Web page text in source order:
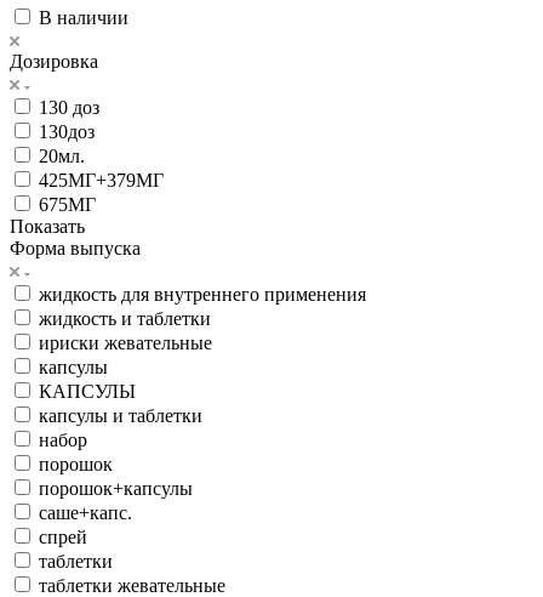
В наличии
Дозировка
130 доз
130доз
20мл.
425МГ+379МГ
675МГ
Показать
Форма выпуска
жидкость для внутреннего применения
жидкость и таблетки
ириски жевательные
капсулы
КАПСУЛЫ
капсулы и таблетки
набор
порошок
порошок+капсулы
саше+капс.
спрей
таблетки
таблетки жевательные